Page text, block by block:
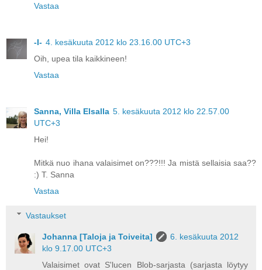
Vastaa
-I- 4. kesäkuuta 2012 klo 23.16.00 UTC+3
Oih, upea tila kaikkineen!
Vastaa
Sanna, Villa Elsalla 5. kesäkuuta 2012 klo 22.57.00
UTC+3
Hei!
Mitkä nuo ihana valaisimet on???!!! Ja mistä sellaisia saa??
:) T. Sanna
Vastaa
Vastaukset
Johanna [Taloja ja Toiveita]
6. kesäkuuta 2012
klo 9.17.00 UTC+3
Valaisimet ovat S'lucen Blob-sarjasta (sarjasta löytyy